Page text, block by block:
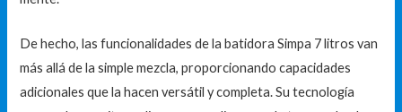
De hecho, las funcionalidades de la batidora Simpa 7 litros van
más allá de la simple mezcla, proporcionando capacidades
adicionales que la hacen versátil y completa. Su tecnología